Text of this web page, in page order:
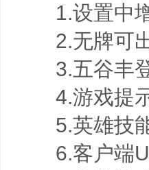
1.设置中增
2.无牌可出
3.五谷丰登
4.游戏提示
5.英雄技能
6.客户端UI